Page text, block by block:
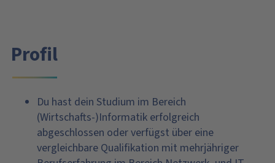
Profil
Du hast dein Studium im Bereich
(Wirtschafts-)Informatik erfolgreich
abgeschlossen oder verfügst über eine
vergleichbare Qualifikation mit mehrjähriger